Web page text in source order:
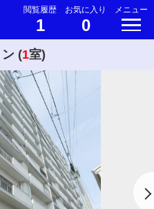
閲覧履歴
1
お気に入り
0
メニュー
(1室)